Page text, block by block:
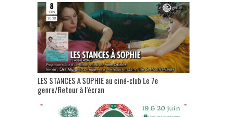
LES STANCES A SOPHIE au ciné-club Le 7e
genre/Retour à l’écran